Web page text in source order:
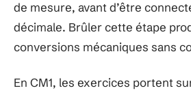
de mesure, avant d’être
décimale. Brûler cette étape
conversions mécaniques sans
En CM1, les exercices portent